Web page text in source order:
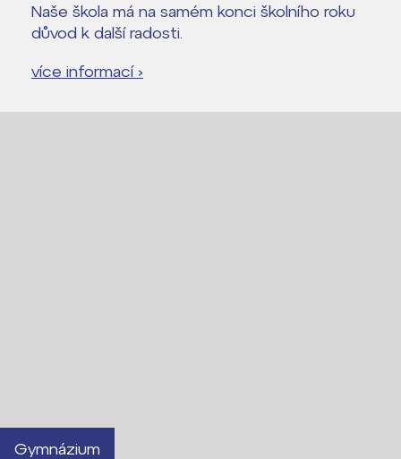
Naše škola má na samém konci školního roku
důvod k další radosti.
více informací ›
Gymnázium